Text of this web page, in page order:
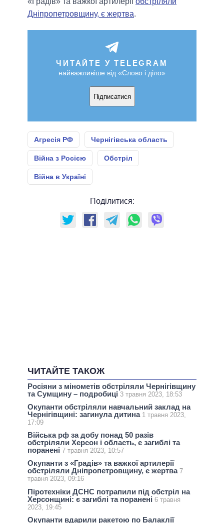
Дніпропетровщину, є жертва.
ЧИТАЙТЕ У TELEGRAM
найважливіше від «Слово і діло»
Підписатися
Агресія РФ Чернігівська область
Війна з Росією Обстріл
Війна в Україні
Поділитися:
ЧИТАЙТЕ ТАКОЖ
Росіяни з мінометів обстріляли Чернігівщину
та Сумщину – подробиці 3 травня 2023, 18:53
Окупанти обстріляли навчальний заклад на
Чернігівщині: загинула дитина 1 травня 2023,
17:09
Війська рф за добу понад 50 разів
обстріляли Херсон і область, є загиблі та
поранені 7 травня 2023, 10:57
Окупанти з «Градів» та важкої артилерії
обстріляли Дніпропетровщину, є жертва 7
травня 2023, 09:16
Піротехніки ДСНС потрапили під обстріл на
Херсонщині: є загиблі та поранені 6 травня
2023, 19:45
Окупанти вдарили ракетою по Балаклії